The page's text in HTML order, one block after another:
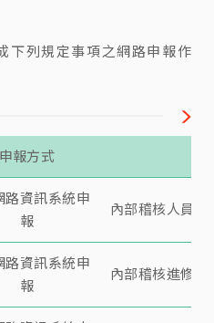
下列規定事項之網路申報作
申報方式
路資訊系統申
報
內部稽核人員名
路資訊系統申
報
內部稽核進修時